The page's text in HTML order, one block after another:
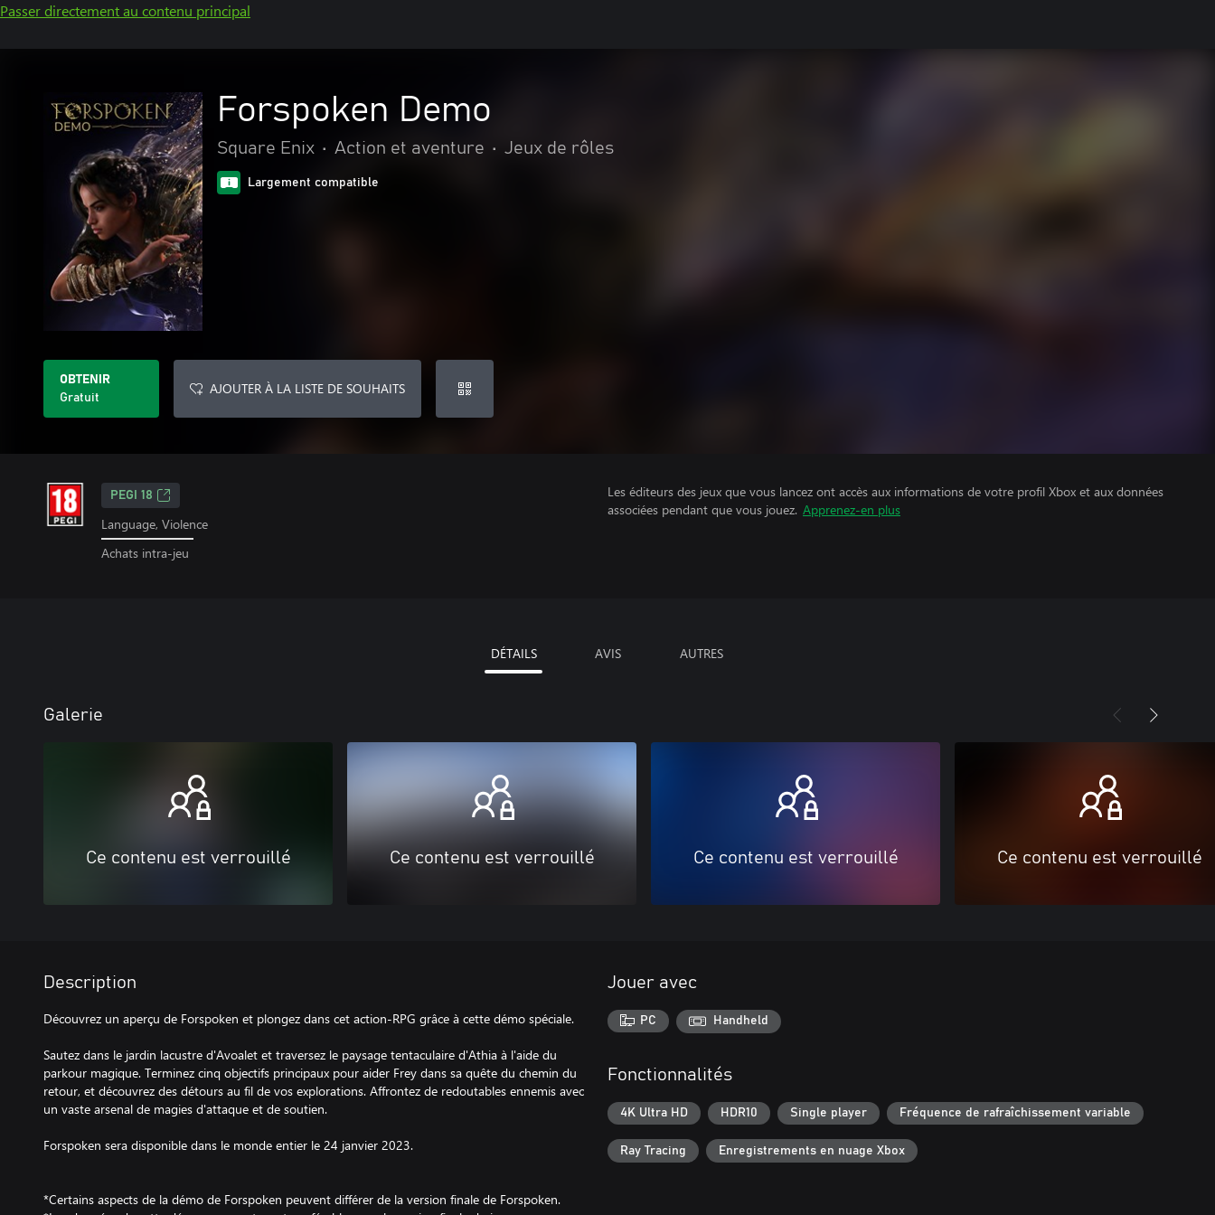
Passer directement au contenu principal
Forspoken Demo
Square Enix • Action et aventure • Jeux de rôles
Largement compatible
OBTENIR
Gratuit
AJOUTER À LA LISTE DE SOUHAITS
PEGI 18
Language, Violence
Achats intra-jeu
Les éditeurs des jeux que vous lancez ont accès aux informations de votre profil Xbox et aux données
associées pendant que vous jouez. Apprenez-en plus
DÉTAILS AVIS AUTRES
Galerie
Ce contenu est verrouillé Ce contenu est verrouillé Ce contenu est verrouillé Ce contenu est verrouillé
Description
Découvrez un aperçu de Forspoken et plongez dans cet action-RPG grâce à cette démo spéciale.
Sautez dans le jardin lacustre d'Avoalet et traversez le paysage tentaculaire d'Athia à l'aide du
parkour magique. Terminez cinq objectifs principaux pour aider Frey dans sa quête du chemin du
retour, et découvrez des détours au fil de vos explorations. Affrontez de redoutables ennemis avec
un vaste arsenal de magies d'attaque et de soutien.
Forspoken sera disponible dans le monde entier le 24 janvier 2023.
*Certains aspects de la démo de Forspoken peuvent différer de la version finale de Forspoken.
Jouer avec
PC Handheld
Fonctionnalités
4K Ultra HD HDR10 Single player Fréquence de rafraîchissement variable
Ray Tracing Enregistrements en nuage Xbox